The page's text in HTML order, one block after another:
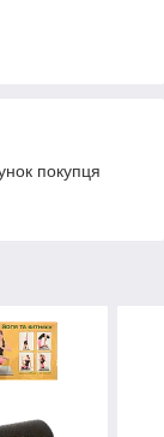
покупця